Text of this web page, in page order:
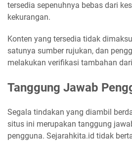
tersedia sepenuhnya bebas dari
kekurangan.
Konten yang tersedia tidak
satunya sumber rujukan, dan
melakukan verifikasi tambahan
Tanggung Jawab
Segala tindakan yang diambil
situs ini merupakan tanggung
pengguna. Sejarahkita.id tidak